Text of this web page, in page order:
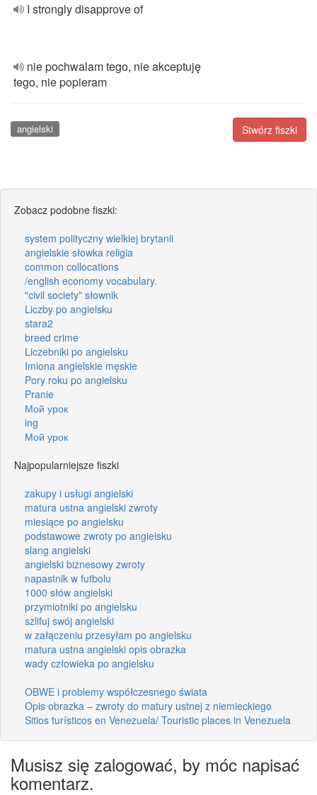
I strongly disapprove of
nie pochwalam tego, nie akceptuję
tego, nie popieram
Stwórz fiszki
angielski
Zobacz podobne fiszki:
system polityczny wielkiej brytanii
angielskie słowka religia
common collocations
/english economy vocabulary.
"civil society" słownik
Liczby po angielsku
stara2
breed crime
Liczebniki po angielsku
Imiona angielskie męskie
Pory roku po angielsku
Pranie
Мой урок
ing
Мой урок
Najpopularniejsze fiszki
zakupy i usługi angielski
matura ustna angielski zwroty
miesiące po angielsku
podstawowe zwroty po angielsku
slang angielski
angielski biznesowy zwroty
napastnik w futbolu
1000 słów angielski
przymiotniki po angielsku
szlifuj swój angielski
w załączeniu przesyłam po angielsku
matura ustna angielski opis obrazka
wady człowieka po angielsku
OBWE i problemy współczesnego świata
Opis obrazka – zwroty do matury ustnej z niemieckiego
Sitios turísticos en Venezuela/ Touristic places in Venezuela
Musisz się zalogować, by móc napisać
komentarz.